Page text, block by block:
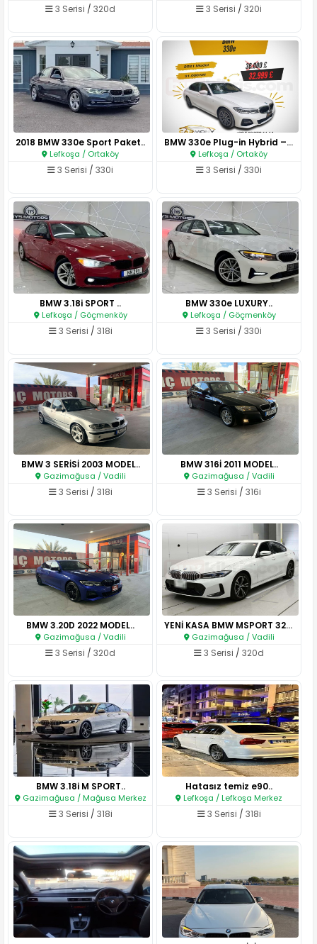
3 Serisi / 320d 3 Serisi /320i
2018 BMW 330e Sport Paket..
Lefkoşa / Ortaköy
3 Serisi / 330i
BMW 330e Plug-in Hybrid – 202..
Lefkoşa / Ortaköy
3 Serisi /330i
BMW 3.18i SPORT ..
Lefkoşa / Göçmenköy
3 Serisi / 318i
BMW 330e LUXURY..
Lefkoşa / Göçmenköy
3 Serisi /330i
BMW 3 SERİSİ 2003 MODEL..
Gazimağusa / Vadili
3 Serisi / 318i
BMW 316İ 2011 MODEL..
Gazimağusa / Vadili
3 Serisi / 316i
BMW 3.20D 2022 MODEL..
Gazimağusa / Vadili
3 Serisi / 320d
YENİ KASA BMW MSPORT 320D..
Gazimağusa / Vadili
3 Serisi /320d
BMW 3.18i M SPORT..
Gazimağusa / Mağusa Merkez
3 Serisi / 318i
Hatasız temiz e90..
Lefkoşa / Lefkoşa Merkez
3 Serisi / 318i